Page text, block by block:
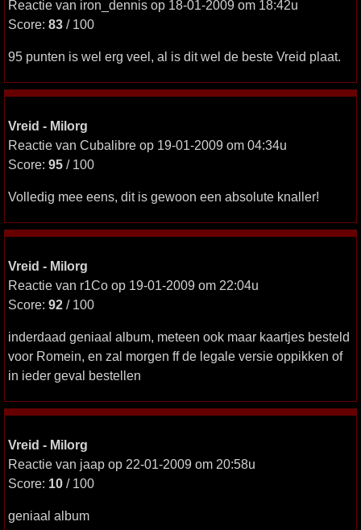
Reactie van iron_dennis op 18-01-2009 om 18:42u
Score: 83 / 100
95 punten is wel erg veel, al is dit wel de beste Vreid plaat.
Vreid - Milorg
Reactie van Cubalibre op 19-01-2009 om 04:34u
Score: 95 / 100
Volledig mee eens, dit is gewoon een absolute knaller!
Vreid - Milorg
Reactie van r1Co op 19-01-2009 om 22:04u
Score: 92 / 100
inderdaad geniaal album, meteen ook maar kaartjes besteld
voor Romein, en zal morgen ff de legale versie oppikken of
in ieder geval bestellen
Vreid - Milorg
Reactie van jaap op 22-01-2009 om 20:58u
Score: 10 / 100
geniaal album